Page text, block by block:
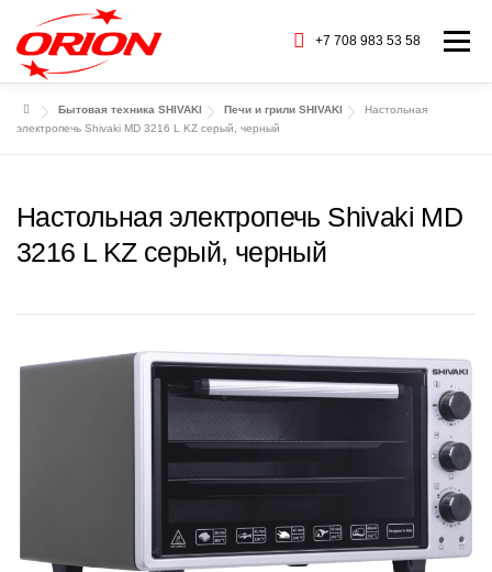
содержимому
+7 708 983 53 58 Меню
ГЛАВНАЯ КАТАЛОГ ТОВАРОВ
БАРАХОЛКА
Бытовая техника SHIVAKI Печи и грили SHIVAKI
Настольная
электропечь Shivaki MD 3216 L KZ серый, черный
Настольная электропечь Shivaki MD
3216 L KZ серый, черный